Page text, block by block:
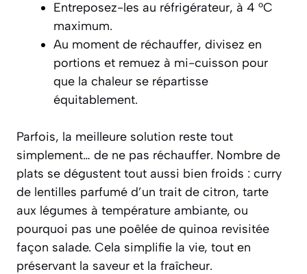
Entreposez-les au réfrigérateur, à 4 °C
maximum.
Au moment de réchauffer, divisez en
portions et remuez à mi-cuisson pour
que la chaleur se répartisse
équitablement.
Parfois, la meilleure solution reste tout
simplement… de ne pas réchauffer. Nombre de
plats se dégustent tout aussi bien froids : curry
de lentilles parfumé d’un trait de citron, tarte
aux légumes à température ambiante, ou
pourquoi pas une poêlée de quinoa revisitée
façon salade. Cela simplifie la vie, tout en
préservant la saveur et la fraîcheur.